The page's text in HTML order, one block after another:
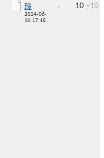
瑰
2024-06-
10 17:18
10 <10